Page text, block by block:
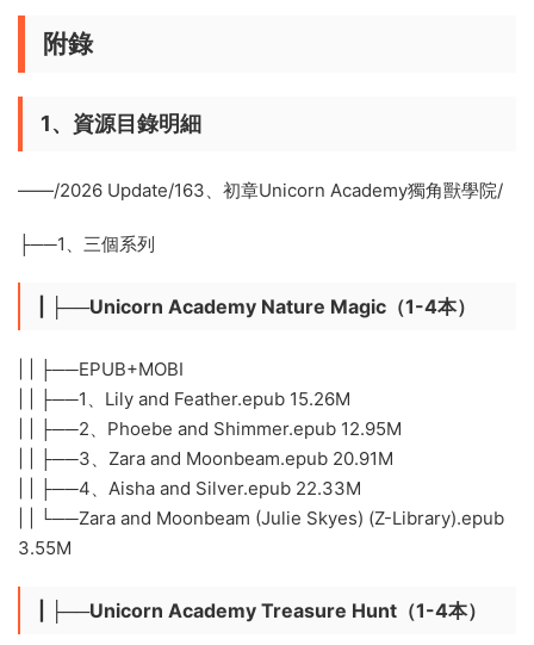
附錄
1、資源目錄明細
——/2026 Update/163、初章Unicorn Academy獨角獸學院/
├──1、三個系列
| ├──Unicorn Academy Nature Magic（1-4本）
| | ├──EPUB+MOBI
| | ├──1、Lily and Feather.epub 15.26M
| | ├──2、Phoebe and Shimmer.epub 12.95M
| | ├──3、Zara and Moonbeam.epub 20.91M
| | ├──4、Aisha and Silver.epub 22.33M
| | └──Zara and Moonbeam (Julie Skyes) (Z-Library).epub
3.55M
| ├──Unicorn Academy Treasure Hunt（1-4本）